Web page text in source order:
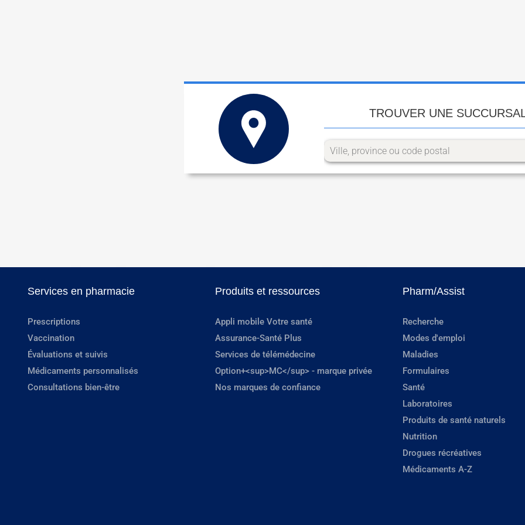
TROUVER UNE
Services en pharmacie
Prescriptions
Vaccination
Évaluations et suivis
Médicaments personnalisés
Consultations bien-être
Produits et ressources
Appli mobile Votre santé
Assurance-Santé Plus
Services de télémédecine
Option+<sup>MC</sup> - marque privée
Nos marques de confiance
Pharm/Assist
Recherche
Modes d'emploi
Maladies
Formulaires
Santé
Laboratoires
Produits de santé naturels
Nutrition
Drogues récréatives
Médicaments A-Z